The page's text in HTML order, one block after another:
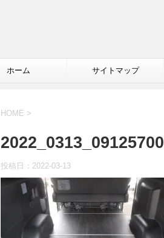
ホーム サイトマップ
HOME >
2022_0313_09125700
投稿日： 2022-03-13